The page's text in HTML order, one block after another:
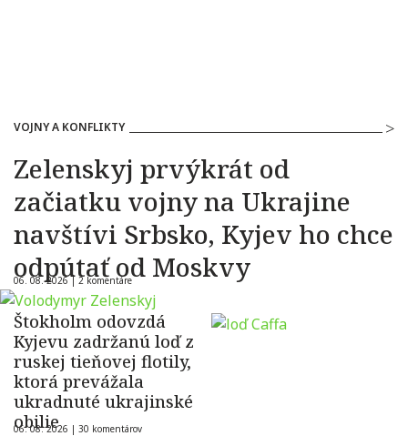
VOJNY A KONFLIKTY
Zelenskyj prvýkrát od
začiatku vojny na Ukrajine
navštívi Srbsko, Kyjev ho chce
odpútať od Moskvy
06. 08. 2026 | 2 komentáre
Štokholm odovzdá
Kyjevu zadržanú loď z
ruskej tieňovej flotily,
ktorá prevážala
ukradnuté ukrajinské
obilie
06. 08. 2026 | 30 komentárov